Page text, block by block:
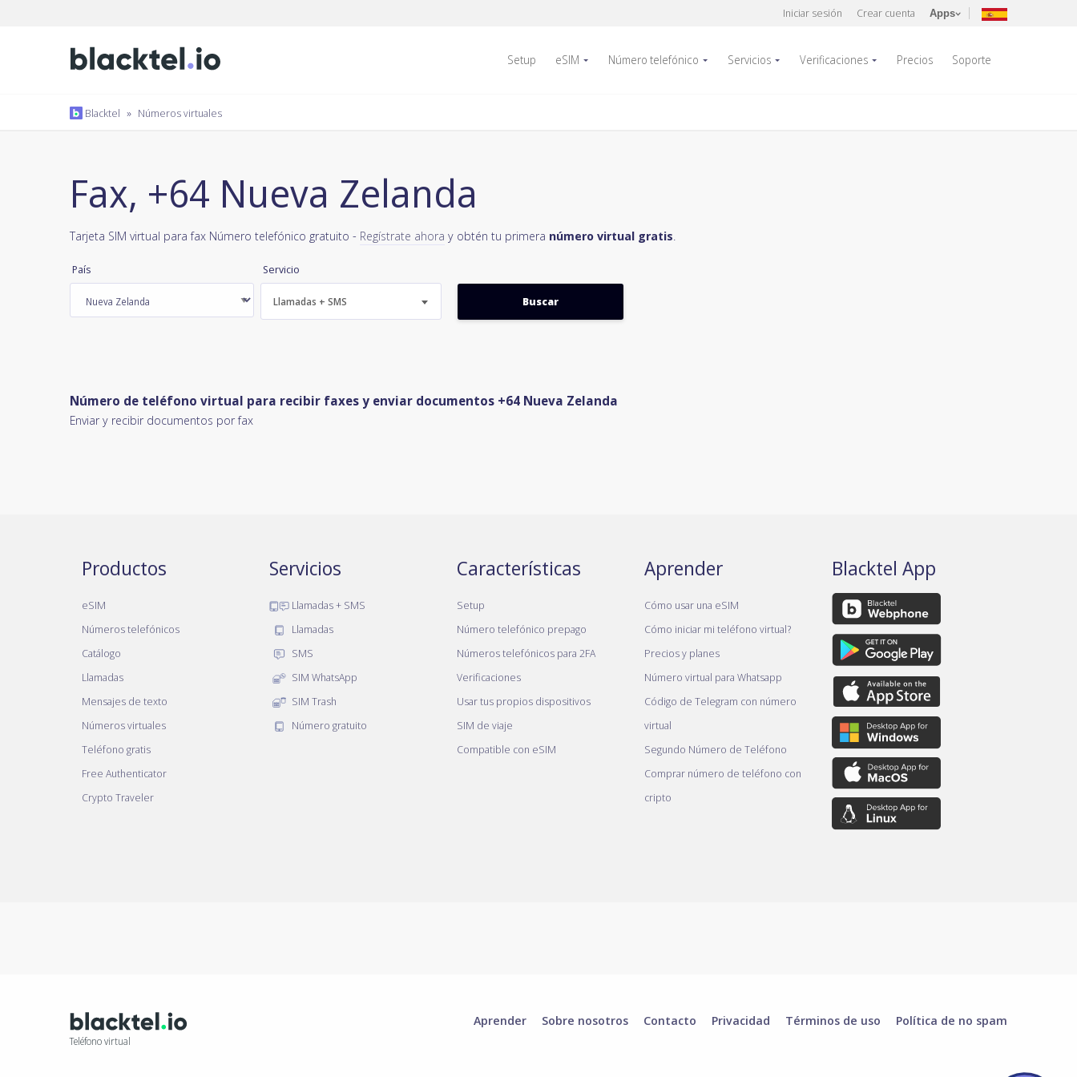
Iniciar sesión Crear cuenta Apps
Setup eSIM Número telefónico Servicios Verificaciones Precios Soporte
Blacktel » Números virtuales
Fax, +64 Nueva Zelanda
Tarjeta SIM virtual para fax Número telefónico gratuito - Regístrate ahora y obtén tu primera número virtual gratis.
País Servicio
Llamadas + SMS
Número de teléfono virtual para recibir faxes y enviar documentos +64 Nueva Zelanda
Enviar y recibir documentos por fax
Productos
eSIM
Números telefónicos
Catálogo
Llamadas
Mensajes de texto
Números virtuales
Teléfono gratis
Free Authenticator
Crypto Traveler
Servicios
Llamadas + SMS
Llamadas
SMS
SIM WhatsApp
SIM Trash
Número gratuito
Características
Setup
Número telefónico prepago
Números telefónicos para 2FA
Verificaciones
Usar tus propios dispositivos
SIM de viaje
Compatible con eSIM
Aprender
Cómo usar una eSIM
Cómo iniciar mi teléfono virtual?
Precios y planes
Número virtual para Whatsapp
Código de Telegram con número
virtual
Segundo Número de Teléfono
Comprar número de teléfono con
cripto
Blacktel App
Teléfono virtual
Aprender Sobre nosotros Contacto Privacidad Términos de uso Política de no spam